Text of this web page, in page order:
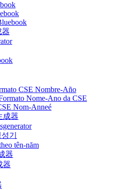
器
CSE Nombre-Año
Nome-Ano da CSE
Nom-Anneé
成器
기
tên-năm
器
器